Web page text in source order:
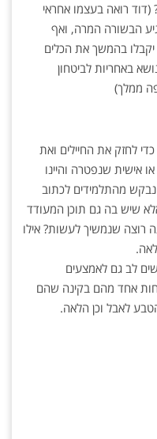
רואה בעצמו אחראי
הבשורה המרה, ואף
יקבלו בהמשך את הכלים
באחריות לביטחון
ממלך)
לחזק את החיילים ואת
אישית שנפטרה והיינו
נבקש מהתלמידים לכתוב
שיש בה גם תוכן המעודד
רוצה שנמשיך לעשות? אילו
לב גם לאמצעים
אחד מהם בקינה שהם
לאבל וכן הלאה.